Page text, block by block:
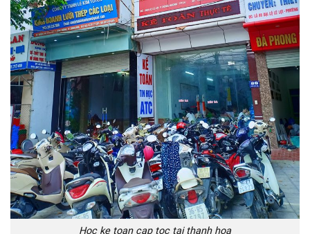
Hoc ke toan cap toc tai thanh hoa